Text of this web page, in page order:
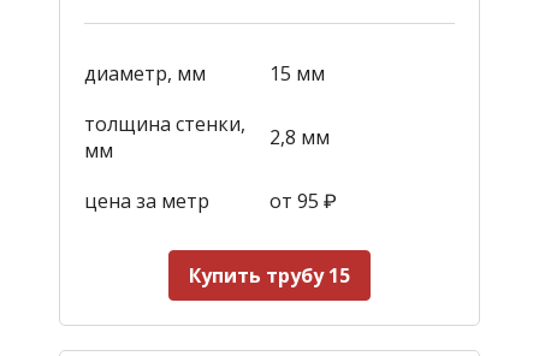
диаметр, мм
15 мм
толщина стенки,
мм
2,8 мм
цена за метр от 95 ₽
Купить трубу 15